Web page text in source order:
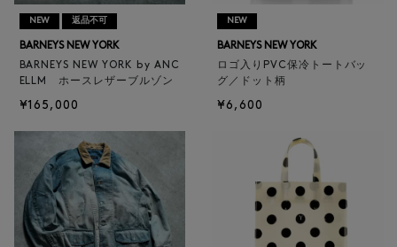
NEW 返品不可
BARNEYS NEW YORK
BARNEYS NEW YORK by ANC
ELLM ホースレザーブルゾン
¥165,000
NEW
BARNEYS NEW YORK
ロゴ入りPVC保冷トートバッ
グ／ドット柄
¥6,600